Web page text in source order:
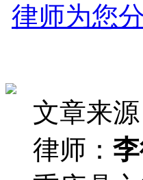
律师为您
文章来源
律师：